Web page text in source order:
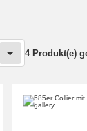
4 Produkt(e)